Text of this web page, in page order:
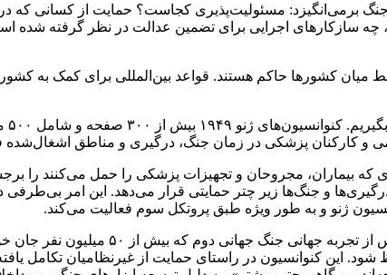
جنگ برمی‌انگیزد: مسئولیت‌پذیری کجاست؟ حمایت از کسانی که
سازکارهای اجرایی برای تضمین عدالت در نظر گرفته شده
میان کشورها حاکم‌ هستند. قواعد بین‌المللی برای کمک به
و کارکنان پزشکی در زمان جنگ، درگیری و مناطق اشغال‌شده
بیماران، مجروحان و تجهیزات پزشکی را حمل می‌کنند را
و جنگ‌ها زیر چتر حمایتی قرار می‌دهد. این امر بی‌طرفی
مبنای اصلی این کنوانسیون ، ایده‌هایی را به رسمیت می‌ شناسد که
این کنوانسیون در راستای حمایت از غیرنظامیان تکامل